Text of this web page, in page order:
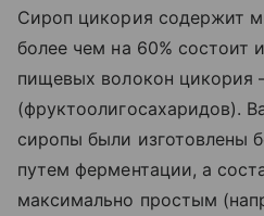
Сироп цикория содержит
более чем на 60% состоит
пищевых волокон цикория
(фруктоолигосахаридов).
сиропы были изготовлены
путем ферментации, а
максимально простым